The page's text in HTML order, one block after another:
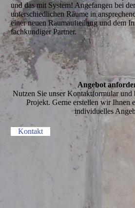
und das mit System! Angefangen bei
unterschiedlichen Räume in
einer neuen Raumaufteilung und dem
fachkundiger Partner.
Angebot
Nutzen Sie unser Kontaktformular und
Projekt. Gerne erstellen wir Ihnen
individuelles
Kontakt